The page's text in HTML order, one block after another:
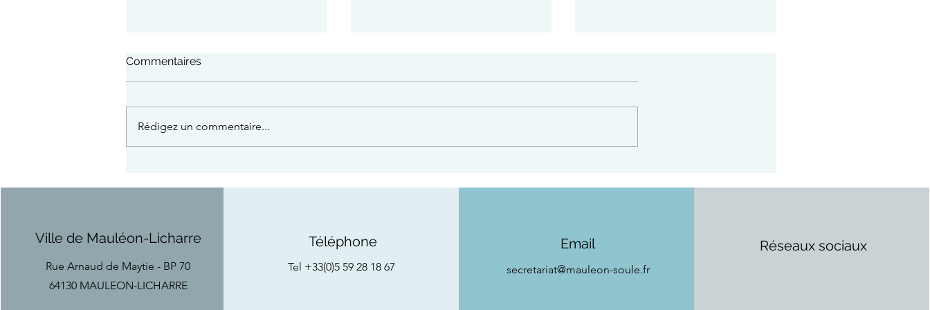
espadrilles + draisienne
19h au fronton de la Haute-
Commentaires
Rédigez un commentaire...
Ville de Mauléon-Licharre
Rue Arnaud de Maytie - BP 70
64130 MAULEON-LICHARRE
Téléphone
Tel +33(0)5 59 28 18 67
Email
secretariat@mauleon-soule.fr
Réseaux sociaux